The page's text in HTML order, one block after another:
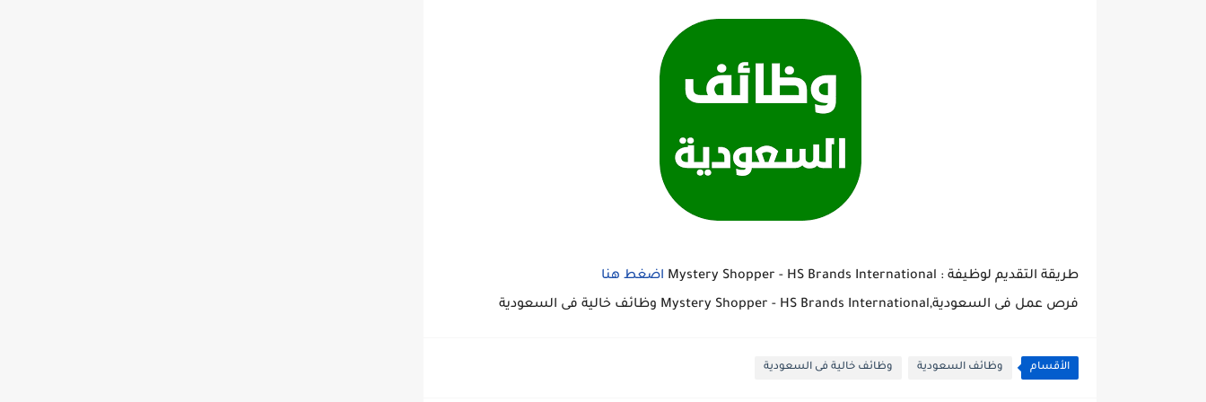
طريقة التقديم لوظيفة : Mystery Shopper - HS Brands International
اضغط هنا
فرص عمل فى السعودية,Mystery Shopper - HS Brands International وظائف خالية فى السعودية
الأقسام وظائف السعودية وظائف خالية فى السعودية